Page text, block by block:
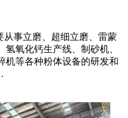
从事立磨、超细立磨、雷蒙
氧化钙生产线、制砂机、
机等各种粉体设备的研发和